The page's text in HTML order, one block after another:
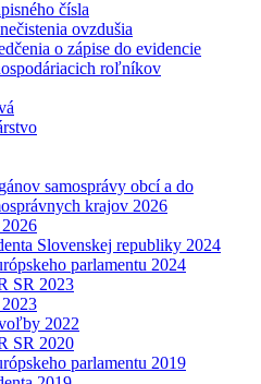
čísla
ovzdušia
o zápise do evidencie
roľníkov
samosprávy obcí a do
krajov 2026
Slovenskej republiky 2024
parlamentu 2024
SR 2023
2022
SR 2020
parlamentu 2019